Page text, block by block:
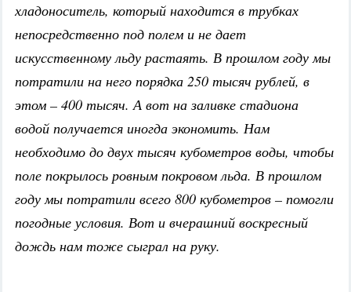
хладоноситель, который находится в трубках
непосредственно под полем и не дает
искусственному льду растаять. В прошлом году мы
потратили на него порядка 250 тысяч рублей, в
этом – 400 тысяч. А вот на заливке стадиона
водой получается иногда экономить. Нам
необходимо до двух тысяч кубометров воды, чтобы
поле покрылось ровным покровом льда. В прошлом
году мы потратили всего 800 кубометров – помогли
погодные условия. Вот и вчерашний воскресный
дождь нам тоже сыграл на руку.